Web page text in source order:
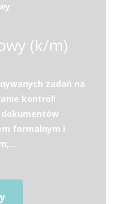
(k/m)
zadań na
kontroli
formalnym i